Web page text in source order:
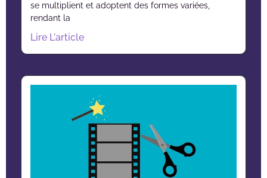
se multiplient et adoptent des formes variées,
rendant la
Lire L'article